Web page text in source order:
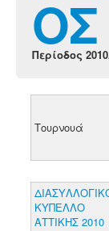
ΟΣ
Περίοδος
Τουρνουά
ΚΥΠΕΛΛΟ
ΑΤΤΙΚΗΣ 2010